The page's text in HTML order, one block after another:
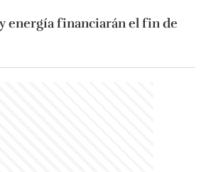
energía financiarán el fin de